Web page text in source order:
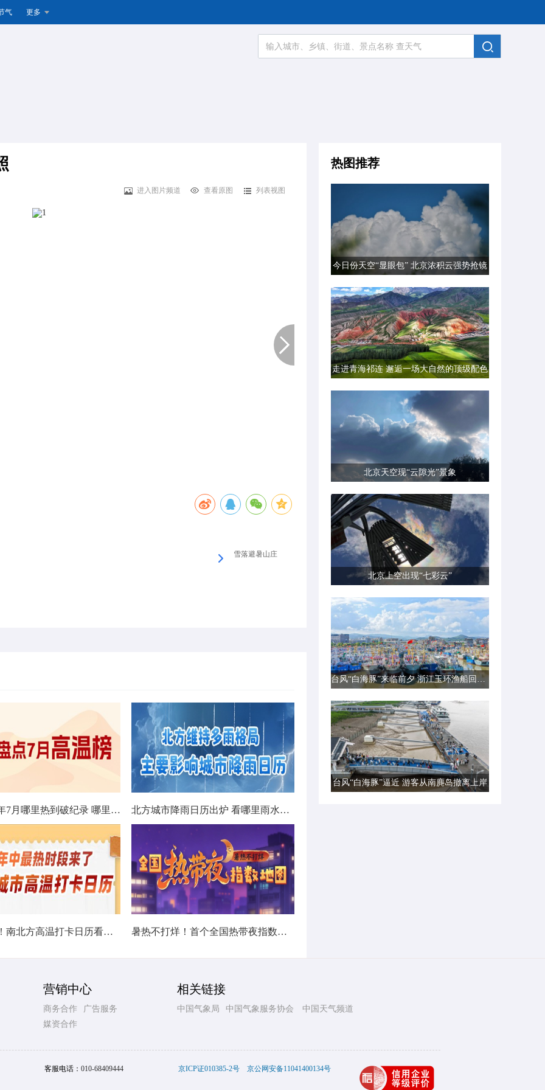
气 更多
进入图片频道 查看原图 列表视图
雪落避暑山庄
数据看今年7月哪里热到破纪录 哪里暑热连轴转 北方城市降雨日历出炉 看哪里雨水超长待机
热在中伏！南北方高温打卡日历看哪里热力持久 暑热不打烊！首个全国热带夜指数地图发布
热图推荐
今日份天空“显眼包” 北京浓积云强势抢镜
走进青海祁连 邂逅一场大自然的顶级配色
北京天空现“云隙光”景象
北京上空出现“七彩云”
台风“白海豚”来临前夕 浙江玉环渔船回港避风
台风“白海豚”逼近 游客从南麂岛撤离上岸
营销中心
商务合作
广告服务
媒资合作
相关链接
中国气象局 中国气象服务协会 中国天气频道
客服电话： 010-68409444 京ICP证010385-2号 京公网安备11041400134号